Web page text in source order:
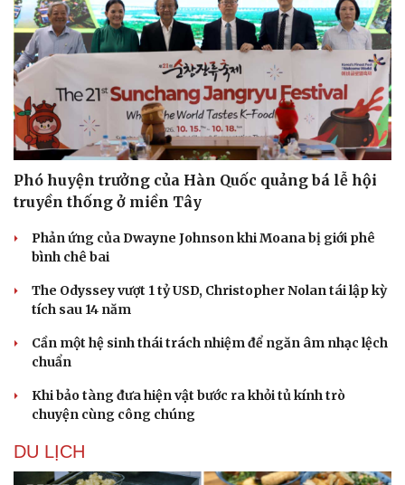
Phó huyện trưởng của Hàn Quốc quảng bá lễ hội
truyền thống ở miền Tây
Phản ứng của Dwayne Johnson khi Moana bị giới phê
bình chê bai
The Odyssey vượt 1 tỷ USD, Christopher Nolan tái lập kỳ
tích sau 14 năm
Cần một hệ sinh thái trách nhiệm để ngăn âm nhạc lệch
chuẩn
Khi bảo tàng đưa hiện vật bước ra khỏi tủ kính trò
chuyện cùng công chúng
DU LỊCH